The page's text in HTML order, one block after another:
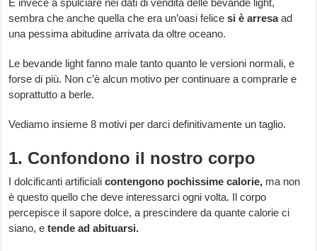
E invece a spulciare nei dati di vendita delle bevande light,
sembra che anche quella che era un’oasi felicesi è arresaad
una pessima abitudine arrivata da oltre oceano.
Le bevande light fanno male tanto quanto le versioni normali, e
forse di più. Non c’è alcun motivo per continuare a comprarle e
soprattutto a berle.
Vediamo insieme 8 motivi per darci definitivamente un taglio.
1. Confondono il nostro corpo
I dolcificanti artificialicontengono pochissime calorie, ma non
è questo quello che deve interessarci ogni volta. Il corpo
percepisce il sapore dolce, a prescindere da quante calorie ci
siano, etende ad abituarsi.